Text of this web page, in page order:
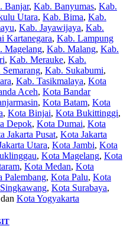
Banjar, Kab. Banyumas, Kab.
Utara, Kab. Bima, Kab.
, Kab. Jayawijaya, Kab.
Kartanegara, Kab. Lampung
Magelang, Kab. Malang, Kab.
, Kab. Merauke, Kab.
, Kab. Sukabumi,
, Kab. Tasikmalaya, Kota
Aceh, Kota Bandar
, Kota Batam, Kota
, Kota Binjai, Kota Bukittinggi,
Depok, Kota Dumai, Kota
Jakarta Pusat, Kota Jakarta
Utara, Kota Jambi, Kota
, Kota Magelang, Kota
, Kota Medan, Kota
Palembang, Kota Palu, Kota
, Kota Surabaya,
dan Kota Yogyakarta